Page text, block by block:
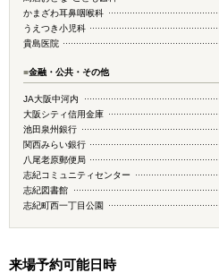
かまざわ耳鼻咽喉科
うえつき小児科
貴島医院
■金融・公共・その他
JA大阪中河内
大阪シティ信用金庫
池田泉州銀行
関西みらい銀行
八尾老原郵便局
志紀コミュニティセンター
志紀図書館
志紀町西一丁目公園
来場予約可能日時